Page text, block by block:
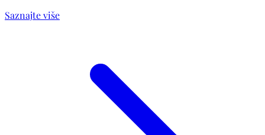
Saznajte više